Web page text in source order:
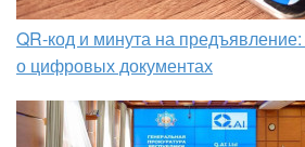
QR-код и минута на
о цифровых документах